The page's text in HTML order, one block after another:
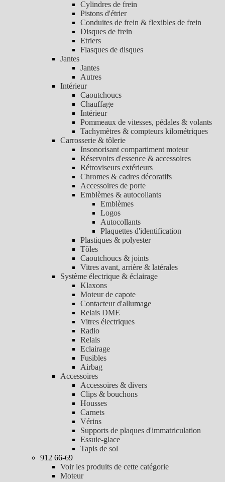
Cylindres de frein
Pistons d'étrier
Conduites de frein & flexibles de frein
Disques de frein
Etriers
Flasques de disques
Jantes
Jantes
Autres
Intérieur
Caoutchoucs
Chauffage
Intérieur
Pommeaux de vitesses, pédales & volants
Tachymètres & compteurs kilométriques
Carrosserie & tôlerie
Insonorisant compartiment moteur
Réservoirs d'essence & accessoires
Rétroviseurs extérieurs
Chromes & cadres décoratifs
Accessoires de porte
Emblèmes & autocollants
Emblèmes
Logos
Autocollants
Plaquettes d'identification
Plastiques & polyester
Tôles
Caoutchoucs & joints
Vitres avant, arrière & latérales
Système électrique & éclairage
Klaxons
Moteur de capote
Contacteur d'allumage
Relais DME
Vitres électriques
Radio
Relais
Eclairage
Fusibles
Airbag
Accessoires
Accessoires & divers
Clips & bouchons
Housses
Carnets
Vérins
Supports de plaques d'immatriculation
Essuie-glace
Tapis de sol
912 66-69
Voir les produits de cette catégorie
Moteur